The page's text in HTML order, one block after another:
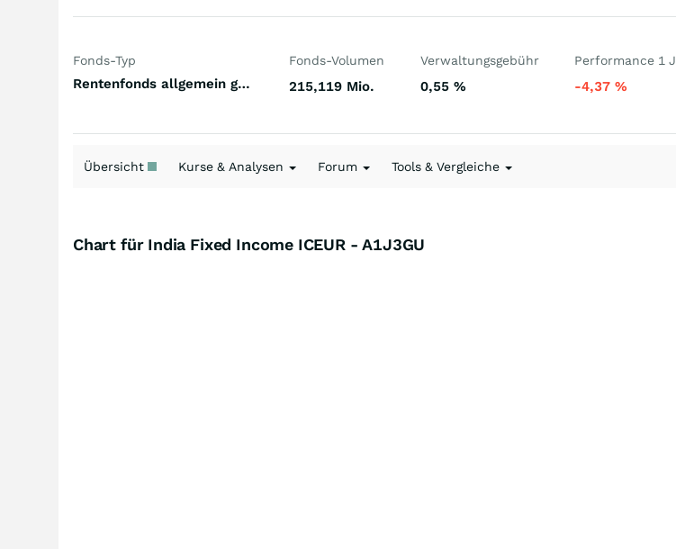
Fonds-Typ
Rentenfonds allgemein gemischte Laufzeiten Asien/Pazifik Hart- und Weichwährungen (Welt)
Fonds-Volumen
215,119 Mio.
Verwaltungsgebühr
0,55 %
Performance 1 J
-4,37%
Übersicht Kurse & Analysen Forum Tools & Vergleiche
Chart für India Fixed Income ICEUR - A1J3GU